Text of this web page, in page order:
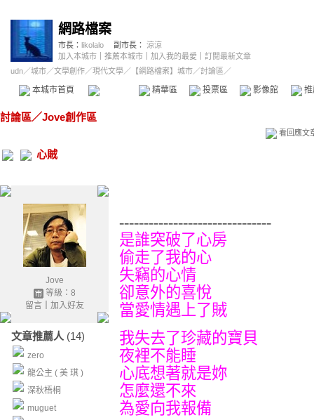
網路檔案
市長： likolalo 副市長：
涼涼
加入本城市
推薦本城市 加入我的最愛
訂閱最新文章
udn／城市／文學創作／現代文學／ 【網路檔案】城市／討論區／
本城市首頁 精華區 投票區 影像館
討論區／Jove創作區
看回應文
心賊
Jove
等級：8
留言｜ 加入好友
文章推薦人 (14)
zero
龍公主 ( 美 琪 )
深秋梧桐
muguet
-------------------------------
是誰突破了心房
偷走了我的心
失竊的心情
卻意外的喜悅
當愛情遇上了賊
我失去了珍藏的寶貝
夜裡不能睡
心底想著就是妳
怎麼還不來
為愛向我報備